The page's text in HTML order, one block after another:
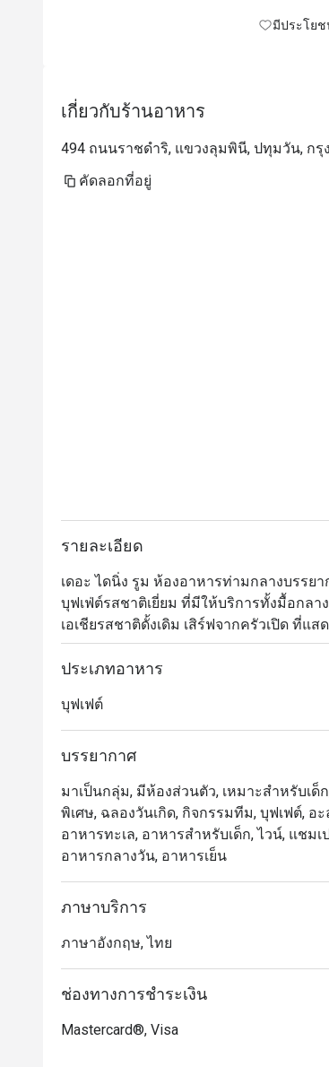
มีประโยช
เกี่ยวกับร้านอาหาร
494 ถนนราชดำริ, แขวงลุมพินี, ปทุมวัน, กรุ
คัดลอกที่อยู่
รายละเอียด
เดอะ ไดนิ่ง รูม ห้องอาหารท่ามกลางบรรย
บุฟเฟ่ต์รสชาติเยี่ยม ที่มีให้บริการทั้งมื้อกล
เอเชียรสชาติดั้งเดิม เสิร์ฟจากครัวเปิด ที่
ช่ำของซี่โครงแกะ เนื้ออบ เป็ดปักกิ่ง หมูหั
หลากชนิด และอีกมากมาย
The Dining Room @ Grand Hyatt
ตั้งอยู่ที่ชั้น M ของโรงแรม Grand Hyatt
ชิดลม โดดเด่นด้วยบรรยากาศหรูหราแต่แส
อย่างประณีต
มอบประสบการณ์ที่น่าประทับใจทั้งสำหรับค
คุณภาพสูงพร้อมเมนูหลากหลายให้เลือกมา
รับรองว่าจะต้องอยากกลับมาอีกแน่นอน
ประเภทอาหาร
บุฟเฟต์
บรรยากาศ
มาเป็นกลุ่ม, มีห้องส่วนตัว, เหมาะสำหรับเ
พิเศษ, ฉลองวันเกิด, กิจกรรมทีม, บุฟเฟต์,
อาหารทะเล, อาหารสำหรับเด็ก, ไวน์, แชมเ
อาหารกลางวัน, อาหารเย็น
ภาษาบริการ
ภาษาอังกฤษ, ไทย
ช่องทางการชำระเงิน
Mastercard®, Visa